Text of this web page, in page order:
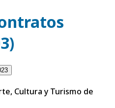
Cultura y Turismo de